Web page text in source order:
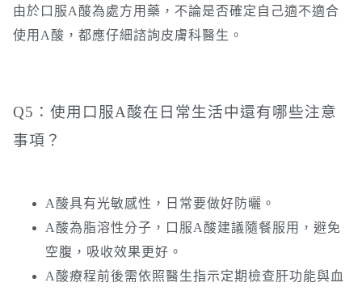
由於口服A酸為處方用藥，不論是否確定自己適不適合
使用A酸，都應仔細諮詢皮膚科醫生。
Q5：使用口服A酸在日常生活中還有哪些注意
事項？
A酸具有光敏感性，日常要做好防曬。
A酸為脂溶性分子，口服A酸建議隨餐服用，避免
空腹，吸收效果更好。
A酸療程前後需依照醫生指示定期檢查肝功能與血